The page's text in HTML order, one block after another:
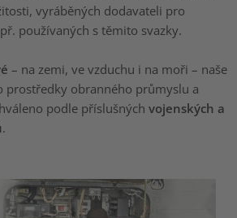
vyráběných dodavateli pro
používaných s těmito svazky.
– na zemi, ve vzduchu i na moři – naše
obranného průmyslu a
podle příslušnýchvojenských a
.